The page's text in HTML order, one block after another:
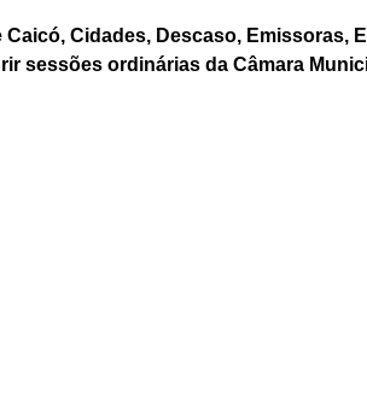
Caicó, Cidades, Descaso, Emissoras,
sessões ordinárias da Câmara